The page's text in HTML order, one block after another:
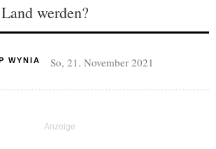
werden?
WYNIA So, 21. November 2021